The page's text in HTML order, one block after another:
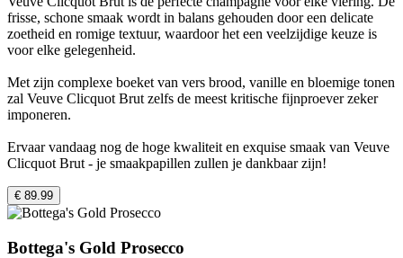
frisse, schone smaak wordt in balans gehouden door een delicate
zoetheid en romige textuur, waardoor het een veelzijdige keuze is
voor elke gelegenheid.
Met zijn complexe boeket van vers brood, vanille en bloemige tonen
zal Veuve Clicquot Brut zelfs de meest kritische fijnproever zeker
imponeren.
Ervaar vandaag nog de hoge kwaliteit en exquise smaak van Veuve
Clicquot Brut - je smaakpapillen zullen je dankbaar zijn!
€ 89.99
Bottega's Gold Prosecco